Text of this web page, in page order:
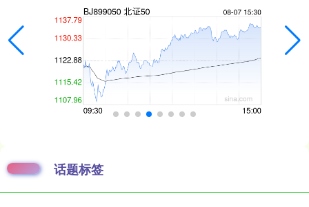
话题标签